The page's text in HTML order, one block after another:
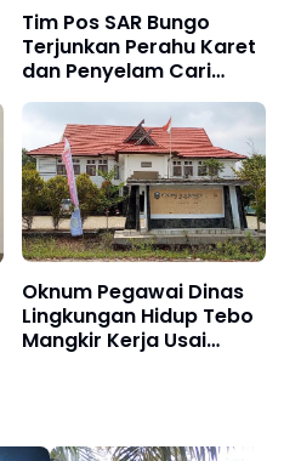
Tim Pos SAR Bungo
Terjunkan Perahu Karet
dan Penyelam Cari
Nenek Zaimah yang
Tenggelam di Sungai
Nalo Tantan Merangin
Oknum Pegawai Dinas
Lingkungan Hidup Tebo
Mangkir Kerja Usai